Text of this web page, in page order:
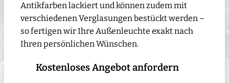
Antikfarben lackiert und können zudem mit
verschiedenen Verglasungen bestückt werden –
so fertigen wir Ihre Außenleuchte exakt nach
Ihren persönlichen Wünschen.
Kostenloses Angebot anfordern